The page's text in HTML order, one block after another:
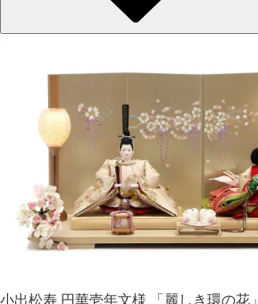
小出松寿 円華壱年文様 「麗しき環の花」